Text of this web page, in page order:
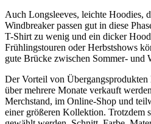
Auch Longsleeves, leichte Hoodies,
Windbreaker passen gut in diese
T-Shirt zu wenig und ein dicker
Frühlingstouren oder Herbstshows
gute Brücke zwischen Sommer- und
Der Vorteil von Übergangsprodukten
über mehrere Monate verkauft
Merchstand, im Online-Shop und
einer größeren Kollektion. Trotzdem